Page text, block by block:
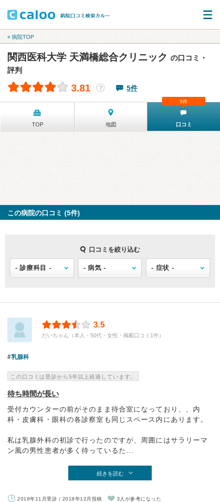
« 病院TOP
関西医科大学 天満橋総合クリニック の口コミ・
評判
3.81 ？ 5件
TOP 地図 口コミ
5件
この病院の口コミ (5件)
口コミを絞り込む
3.5
だいちゃん（本人・50代・女性・掲載口コミ1件）
乳腺科
この口コミは受診から5年以上経過しています。
待ち時間が長い
受付カウンターの前がそのまま待合室になっており、、内
科・皮膚科・眼科の各診察室も同じスペース内にあります。
私は乳腺外科の初診で行ったのですが、周囲にはサラリーマ
ン風の男性患者が多く待っているた...
続きを読む
2018年11月受診 / 2018年12月投稿 3人が参考になった